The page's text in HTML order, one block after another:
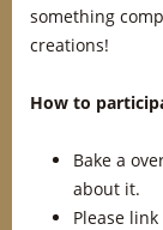
something
creations!
How to
Bake a
about it.
Please